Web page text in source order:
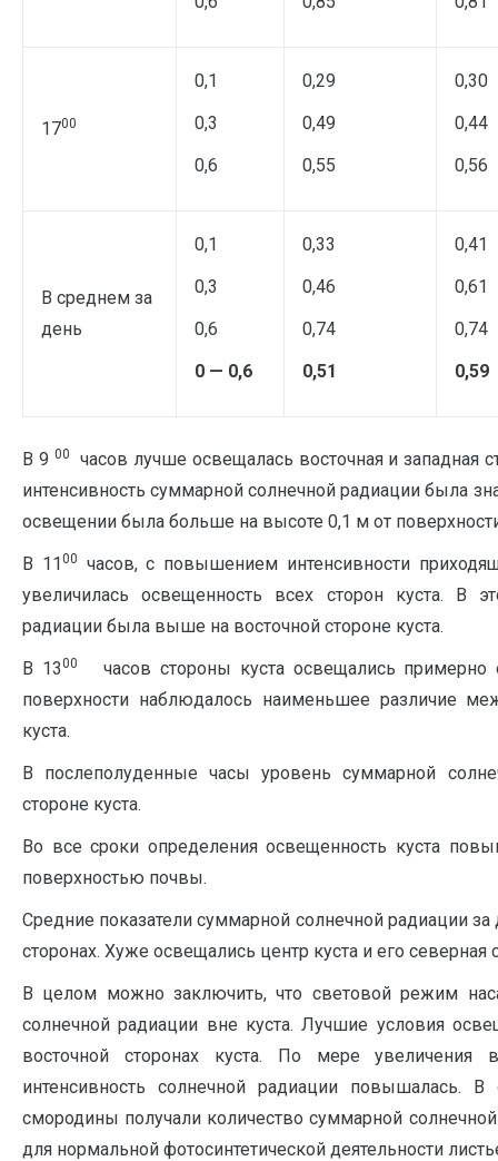
1700
0,1
0,3
0,6
0,29
0,49
0,55
0,30
0,44
0,56
В среднем за
день
0,1
0,3
0,6
0 — 0,6
0,33
0,46
0,74
0,51
0,41
0,61
0,74
0,59
В 9 00
часов лучше освещалась восточная и западная
интенсивность суммарной солнечной радиации была
освещении была больше на высоте 0,1 м от
В 1100
часов, с повышением интенсивности
увеличилась освещенность всех сторон куста. В
радиации была выше на восточной стороне куста.
В 1300
часов стороны куста освещались примерно
поверхности наблюдалось наименьшее различие
куста.
В послеполуденные часы уровень суммарной
стороне куста.
Во все сроки определения освещенность куста
поверхностью почвы.
Средние показатели суммарной солнечной радиации
сторонах. Хуже освещались центр куста и его северная
В целом можно заключить, что световой режим
солнечной радиации вне куста. Лучшие условия
восточной сторонах куста. По мере
интенсивность солнечной радиации повышалась.
смородины получали количество суммарной
для нормальной фотосинтетической деятельности